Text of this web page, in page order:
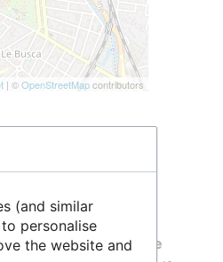
| ©OpenStreetMapcontributors
, Atelier de la Donnée
(and similar
personalise
the website and